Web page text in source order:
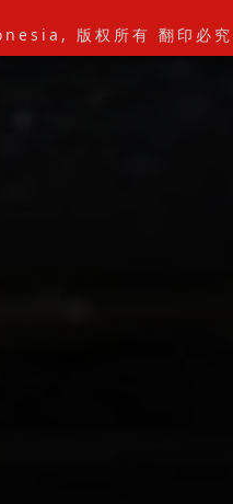
版权所有 翻印必